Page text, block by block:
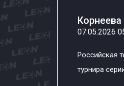
07.05.2026
Российская
турнира